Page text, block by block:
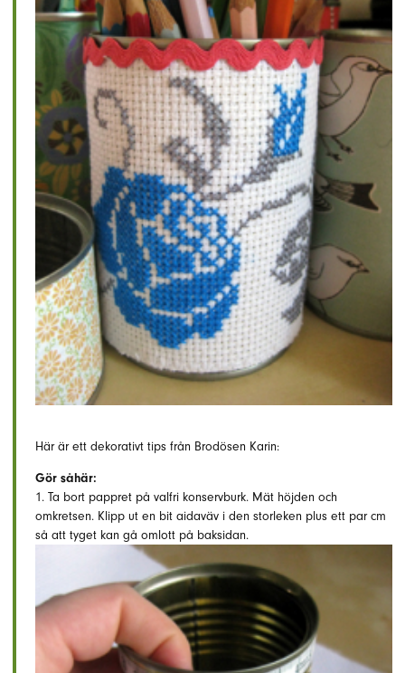
Här är ett dekorativt tips från Brodösen Karin:
Gör såhär:
1. Ta bort pappret på valfri konservburk. Mät höjden och
omkretsen. Klipp ut en bit aidaväv i den storleken plus ett par cm
så att tyget kan gå omlott på baksidan.